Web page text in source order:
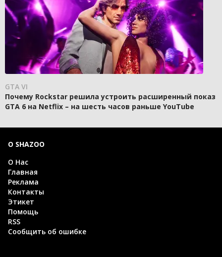
GTA VI
Почему Rockstar решила устроить расширенный показ
GTA 6 на Netflix – на шесть часов раньше YouTube
О SHAZOO
О Нас
Главная
Реклама
Контакты
Этикет
Помощь
RSS
Сообщить об ошибке